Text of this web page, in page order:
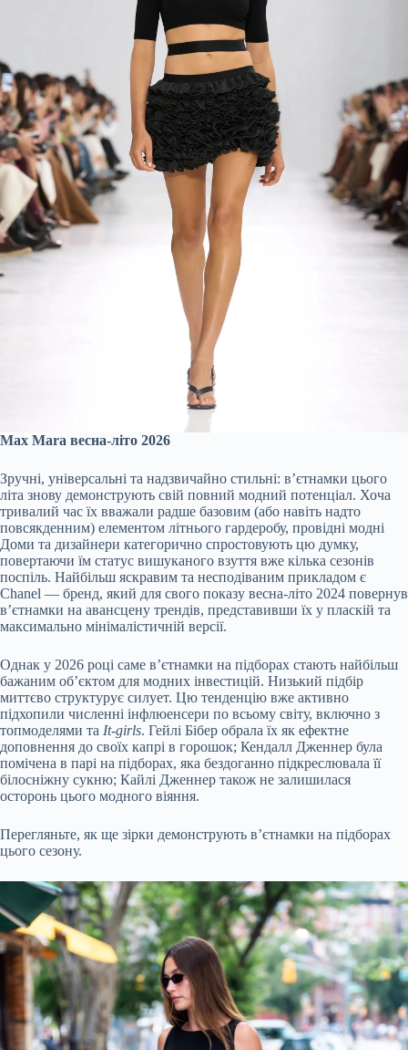
Max Mara весна-літо 2026
Зручні, універсальні та надзвичайно стильні: в’єтнамки цього
літа знову демонструють свій повний модний потенціал. Хоча
тривалий час їх вважали радше базовим (або навіть надто
повсякденним) елементом літнього гардеробу, провідні модні
Доми та дизайнери категорично спростовують цю думку,
повертаючи їм статус вишуканого взуття вже кілька сезонів
поспіль. Найбільш яскравим та несподіваним прикладом є
Chanel — бренд, який для свого показу весна-літо 2024 повернув
в’єтнамки на авансцену трендів, представивши їх у пласкій та
максимально мінімалістичній версії.
Однак у 2026 році саме в’єтнамки на підборах стають найбільш
бажаним об’єктом для модних інвестицій. Низький підбір
миттєво структурує силует. Цю тенденцію вже активно
підхопили численні інфлюенсери по всьому світу, включно з
топмоделями та It-girls. Гейлі Бібер обрала їх як ефектне
доповнення до своїх капрі в горошок; Кендалл Дженнер була
помічена в парі на підборах, яка бездоганно підкреслювала її
білосніжну сукню; Кайлі Дженнер також не залишилася
осторонь цього модного віяння.
Перегляньте, як ще зірки демонструють в’єтнамки на підборах
цього сезону.